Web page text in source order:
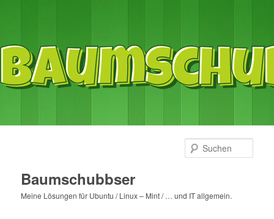
Baumschubbser
Meine Lösungen für Ubuntu / Linux – Mint / … und IT allgemein.